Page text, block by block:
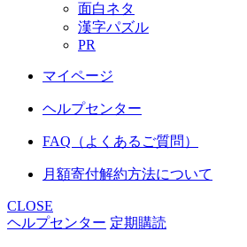
面白ネタ
漢字パズル
PR
マイページ
ヘルプセンター
FAQ（よくあるご質問）
月額寄付解約方法について
CLOSE
ヘルプセンター 定期購読